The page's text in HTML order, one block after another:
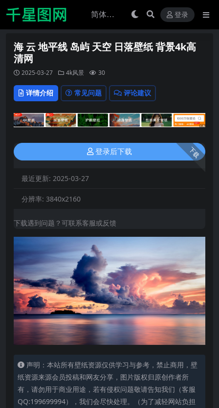
登录
海 云 地平线 岛屿 天空 日落壁纸 背景4k高
清网
2025-03-27 4k风景 30
详情介绍 常见问题 评论建议
下载
登录后下载
最近更新: 2025-03-27
分辨率: 3840x2160
下载遇到问题？可联系客服或反馈
声明：本站所有壁纸资源仅供学习与参考，禁止商用，壁
纸资源来源会员投稿和网友分享，图片版权归原创作者所
有，请勿用于商业用途，若有侵权问题敬请告知我们（客服
QQ:199699994），我们会尽快处理。（为了减轻网站负担